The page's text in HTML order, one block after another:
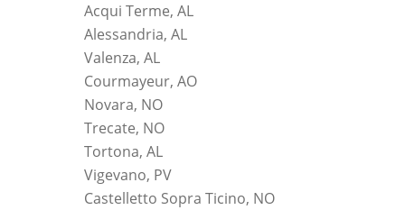
Acqui Terme, AL
Alessandria, AL
Valenza, AL
Courmayeur, AO
Novara, NO
Trecate, NO
Tortona, AL
Vigevano, PV
Castelletto Sopra Ticino, NO